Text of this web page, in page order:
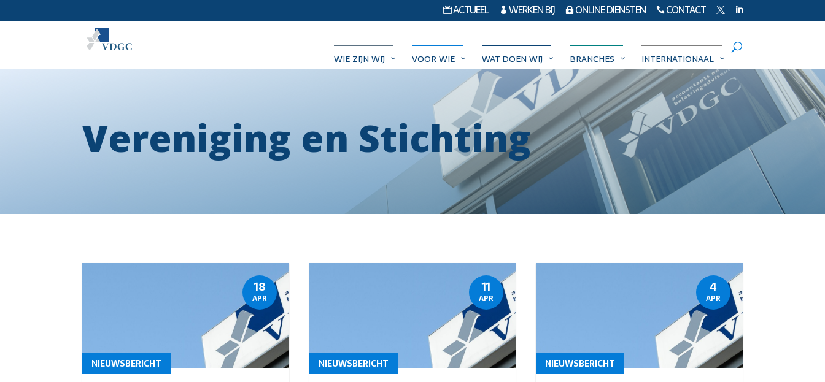
ACTUEEL  WERKEN BIJ ONLINE DIENSTEN CONTACT  
WIE ZIJN WIJ VOOR WIE WAT DOEN WIJ BRANCHES INTERNATIONAAL
Vereniging en Stichting
NIEUWSBERICHT
18
APR
NIEUWSBERICHT
11
APR
NIEUWSBERICHT
4
APR